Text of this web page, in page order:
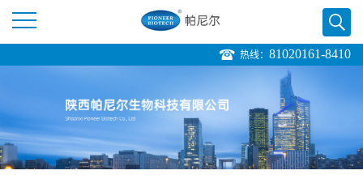
热线： 81020161-8410